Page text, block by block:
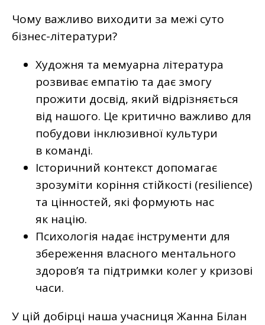
Чому важливо виходити за межі суто
бізнес-літератури?
Художня та мемуарна література
розвиває емпатію та дає змогу
прожити досвід, який відрізняється
від нашого. Це критично важливо для
побудови інклюзивної культури
в команді.
Історичний контекст допомагає
зрозуміти коріння стійкості (resilience)
та цінностей, які формують нас
як націю.
Психологія надає інструменти для
збереження власного ментального
здоров’я та підтримки колег у кризові
часи.
У цій добірці наша учасниця Жанна Білан